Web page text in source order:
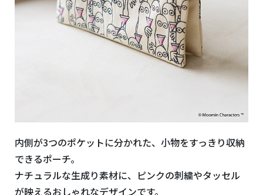
内側が3つのポケットに分かれた、小物をすっきり収納
できるポーチ。
ナチュラルな生成り素材に、ピンクの刺繍やタッセル
が映えるおしゃれなデザインです。